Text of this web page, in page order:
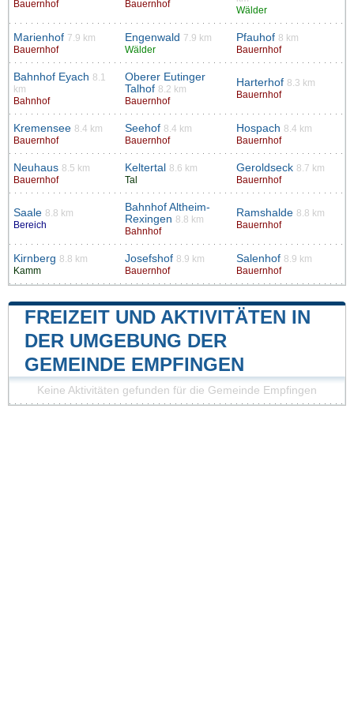
Bauernhof
Bauernhof
Wälder
Marienhof 7.9 km
Bauernhof
Engenwald 7.9 km
Wälder
Pfauhof 8 km
Bauernhof
Bahnhof Eyach 8.1
km
Bahnhof
Oberer Eutinger
Talhof 8.2 km
Bauernhof
Harterhof 8.3 km
Bauernhof
Kremensee 8.4 km
Bauernhof
Seehof 8.4 km
Bauernhof
Hospach 8.4 km
Bauernhof
Neuhaus 8.5 km
Bauernhof
Keltertal 8.6 km
Tal
Geroldseck 8.7 km
Bauernhof
Saale 8.8 km
Bereich
Bahnhof Altheim-
Rexingen 8.8 km
Bahnhof
Ramshalde 8.8 km
Bauernhof
Kirnberg 8.8 km
Kamm
Josefshof 8.9 km
Bauernhof
Salenhof 8.9 km
Bauernhof
FREIZEIT UND AKTIVITÄTEN IN
DER UMGEBUNG DER
GEMEINDE EMPFINGEN
Keine Aktivitäten gefunden für die Gemeinde Empfingen